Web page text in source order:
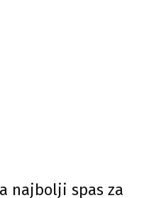
najbolji spas za